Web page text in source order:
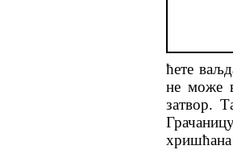
ћете
не може
затвор.
хришћана